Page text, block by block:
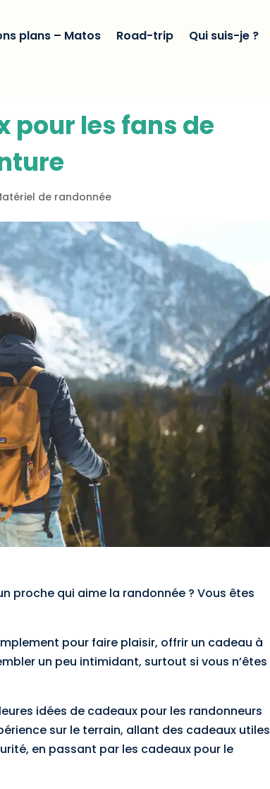
plans – Matos Road-trip Qui suis-je ?
pour les fans de
de randonnée
proche qui aime la randonnée ? Vous êtes
pour faire plaisir, offrir un cadeau à
un peu intimidant, surtout si vous n’êtes
idées de cadeaux pour les randonneurs
sur le terrain, allant des cadeaux utiles
en passant par les cadeaux pour le